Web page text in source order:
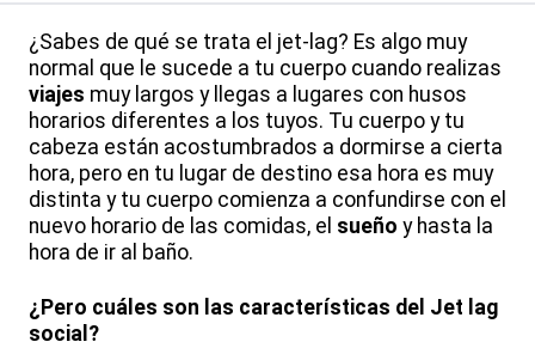
¿Sabes de qué se trata el jet-lag? Es algo muy
normal que le sucede a tu cuerpo cuando realizas
viajes muy largos y llegas a lugares con husos
horarios diferentes a los tuyos. Tu cuerpo y tu
cabeza están acostumbrados a dormirse a cierta
hora, pero en tu lugar de destino esa hora es muy
distinta y tu cuerpo comienza a confundirse con el
nuevo horario de las comidas, el sueño y hasta la
hora de ir al baño.
¿Pero cuáles son las características del Jet lag
social?